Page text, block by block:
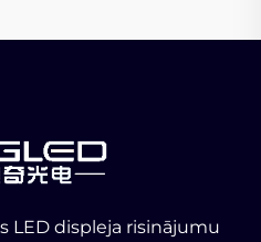
LED displeja risinājumu